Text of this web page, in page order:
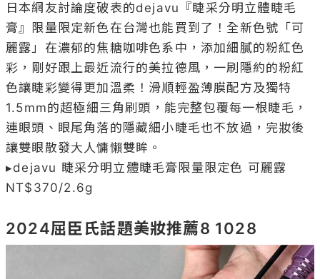
日本網友討論度破表的dejavu『睫采分明立體睫毛
膏』限量限定新色在台灣也能買到了！全新色號「可
麗露」在濃郁的焦糖咖啡色系中，添加細膩的粉紅色
彩，剛好跟上最近流行的美拉德風，一刷隱約的粉紅
色讓睫彩變得更加溫柔！滑順輕盈薄膜配方及獨特
1.5mm的超極細三角刷頭，能完整包覆每一根睫毛，
連眼頭、眼尾角落的隱藏細小睫毛也不放過，完妝後
讓雙眼散發大人慵懶雙眸。
▸dejavu 睫采分明立體睫毛膏限量限定色 可麗露
NT$370/2.6g
2024屈臣氏話題美妝推薦8 1028